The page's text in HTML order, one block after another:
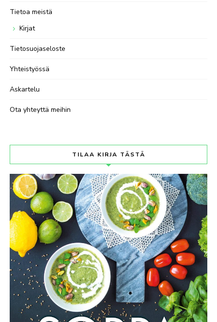
Tietoa meistä
Kirjat
Tietosuojaseloste
Yhteistyössä
Askartelu
Ota yhteyttä meihin
TILAA KIRJA TÄSTÄ